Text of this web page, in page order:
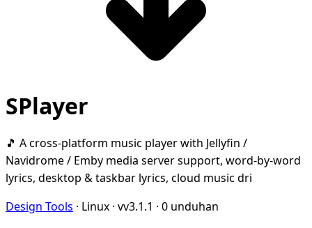
SPlayer
🎵 A cross-platform music player with Jellyfin /
Navidrome / Emby media server support, word-by-word
lyrics, desktop & taskbar lyrics, cloud music dri
Design Tools · Linux · vv3.1.1 · 0 unduhan